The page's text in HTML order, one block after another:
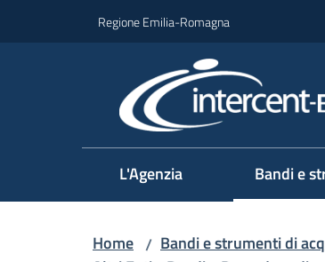
Regione Emilia-Romagna
L'Agenzia Bandi e
Home / Bandi e strumenti di